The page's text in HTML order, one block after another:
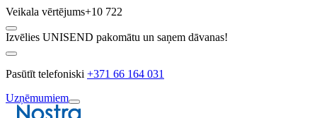
Veikala vērtējums+10 722
Izvēlies UNISEND pakomātu un saņem dāvanas!
Pasūtīt telefoniski +371 66 164 031
Uzņēmumiem